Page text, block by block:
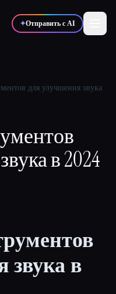
✦Отправить с AI
Дизайнеры
🎬Креаторы
для улучшения звука
в 2024
звука в